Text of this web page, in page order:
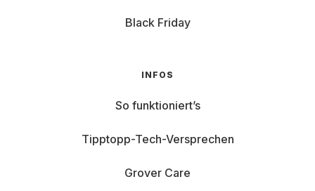
Black Friday
INFOS
So funktioniert’s
Tipptopp-Tech-Versprechen
Grover Care